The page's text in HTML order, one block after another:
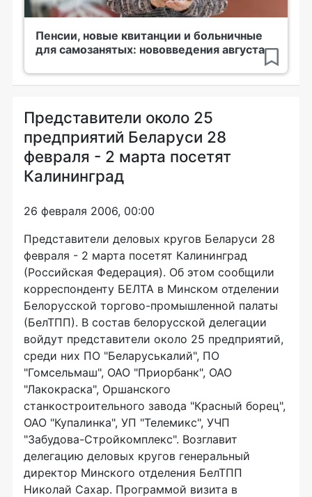
Пенсии, новые квитанции и больничные
для самозанятых: нововведения августа
Представители около 25
предприятий Беларуси 28
февраля - 2 марта посетят
Калининград
26 февраля 2006, 00:00
Представители деловых кругов Беларуси 28
февраля - 2 марта посетят Калининград
(Российская Федерация). Об этом сообщили
корреспонденту БЕЛТА в Минском отделении
Белорусской торгово-промышленной палаты
(БелТПП). В состав белорусской делегации
войдут представители около 25 предприятий,
среди них ПО "Беларуськалий", ПО
"Гомсельмаш", ОАО "Приорбанк", ОАО
"Лакокраска", Оршанского
станкостроительного завода "Красный борец",
ОАО "Купалинка", УП "Телемикс", УЧП
"Забудова-Стройкомплекс". Возглавит
делегацию деловых кругов генеральный
директор Минского отделения БелТПП
Николай Сахар. Программой визита в